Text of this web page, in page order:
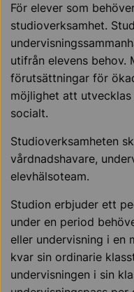
För elever som
studioverksamhet.
utifrån elevens behov.
förutsättningar för
möjlighet att
socialt.
Studioverksamheten
vårdnadshavare,
elevhälsoteam.
Studion erbjuder ett
under en period
eller undervisning i en
kvar sin ordinarie
undervisningen i sin